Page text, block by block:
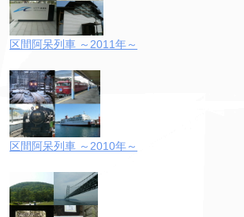
区間阿呆列車 ～2011年～
区間阿呆列車 ～2010年～